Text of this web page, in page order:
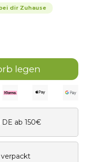
dir Zuhause
legen
DE ab 150€